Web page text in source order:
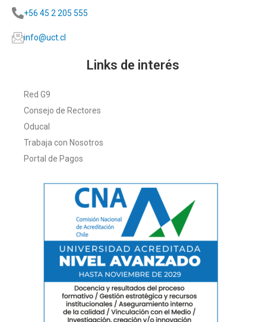
+56 45 2 205 555
info@uct.cl
Links de interés
Red G9
Consejo de Rectores
Oducal
Trabaja con Nosotros
Portal de Pagos